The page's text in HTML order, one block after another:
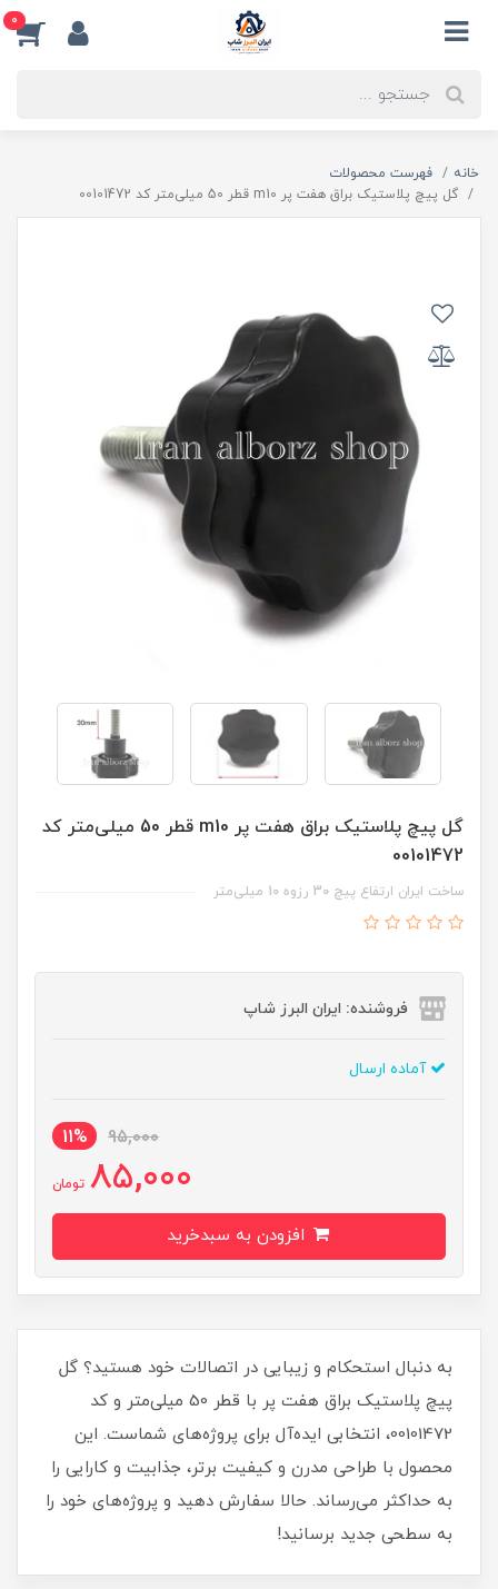
0
خانه
فهرست محصولات
گل پیچ پلاستیک براق هفت پر m10 قطر 50 میلی‌متر کد 00101472
گل پیچ پلاستیک براق هفت پر m10 قطر 50 میلی‌متر کد
00101472
ساخت ایران ارتفاع پیچ 30 رزوه 10 میلی‌متر
فروشنده: ایران البرز شاپ
آماده ارسال
95,000
11%
85,000 تومان
به دنبال استحکام و زیبایی در اتصالات خود هستید؟ گل
پیچ پلاستیک براق هفت پر با قطر 50 میلی‌متر و کد
00101472، انتخابی ایده‌آل برای پروژه‌های شماست. این
محصول با طراحی مدرن و کیفیت برتر، جذابیت و کارایی را
به حداکثر می‌رساند. حالا سفارش دهید و پروژه‌های خود را
به سطحی جدید برسانید!